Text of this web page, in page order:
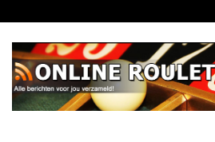
naar
inhoud